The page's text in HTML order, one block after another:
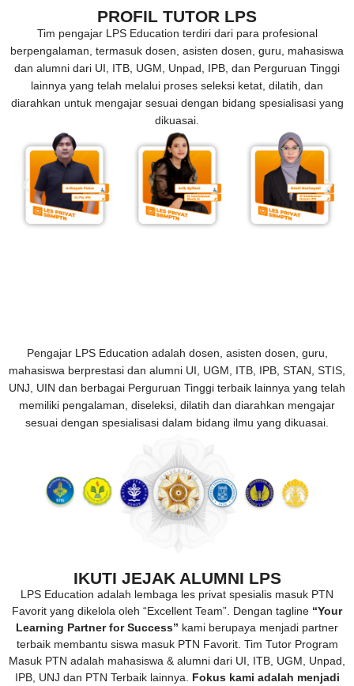
PROFIL TUTOR LPS
Tim pengajar LPS Education terdiri dari para profesional
berpengalaman, termasuk dosen, asisten dosen, guru, mahasiswa
dan alumni dari UI, ITB, UGM, Unpad, IPB, dan Perguruan Tinggi
lainnya yang telah melalui proses seleksi ketat, dilatih, dan
diarahkan untuk mengajar sesuai dengan bidang spesialisasi yang
dikuasai.
Pengajar LPS Education adalah dosen, asisten dosen, guru,
mahasiswa berprestasi dan alumni UI, UGM, ITB, IPB, STAN, STIS,
UNJ, UIN dan berbagai Perguruan Tinggi terbaik lainnya yang telah
memiliki pengalaman, diseleksi, dilatih dan diarahkan mengajar
sesuai dengan spesialisasi dalam bidang ilmu yang dikuasai.
IKUTI JEJAK ALUMNI LPS
LPS Education adalah lembaga les privat spesialis masuk PTN
Favorit yang dikelola oleh “Excellent Team”. Dengan tagline “Your
Learning Partner for Success” kami berupaya menjadi partner
terbaik membantu siswa masuk PTN Favorit. Tim Tutor Program
Masuk PTN adalah mahasiswa & alumni dari UI, ITB, UGM, Unpad,
IPB, UNJ dan PTN Terbaik lainnya. Fokus kami adalah menjadi